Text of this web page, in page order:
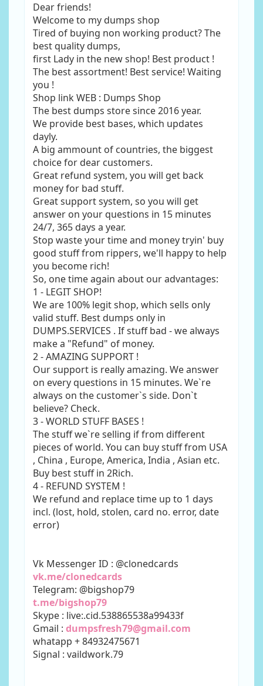
Dear friends!
Welcome to my dumps shop
Tired of buying non working product? The
best quality dumps,
first Lady in the new shop! Best product !
The best assortment! Best service! Waiting
you !
Shop link WEB : Dumps Shop
The best dumps store since 2016 year.
We provide best bases, which updates
dayly.
A big ammount of countries, the biggest
choice for dear customers.
Great refund system, you will get back
money for bad stuff.
Great support system, so you will get
answer on your questions in 15 minutes
24/7, 365 days a year.
Stop waste your time and money tryin' buy
good stuff from rippers, we'll happy to help
you become rich!
So, one time again about our advantages:
1 - LEGIT SHOP!
We are 100% legit shop, which sells only
valid stuff. Best dumps only in
DUMPS.SERVICES . If stuff bad - we always
make a "Refund" of money.
2 - AMAZING SUPPORT !
Our support is really amazing. We answer
on every questions in 15 minutes. We`re
always on the customer`s side. Don`t
believe? Check.
3 - WORLD STUFF BASES !
The stuff we`re selling if from different
pieces of world. You can buy stuff from USA
, China , Europe, America, India , Asian etc.
Buy best stuff in 2Rich.
4 - REFUND SYSTEM !
We refund and replace time up to 1 days
incl. (lost, hold, stolen, card no. error, date
error)
Vk Messenger ID : @clonedcards
vk.me/clonedcards
Telegram: @bigshop79
t.me/bigshop79
Skype : live:.cid.538865538a99433f
Gmail : dumpsfresh79@gmail.com
whatapp + 84932475671
Signal : vaildwork.79